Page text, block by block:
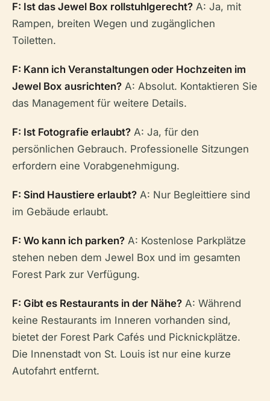
F: Ist das Jewel Box rollstuhlgerecht? A: Ja, mit
Rampen, breiten Wegen und zugänglichen
Toiletten.
F: Kann ich Veranstaltungen oder Hochzeiten im
Jewel Box ausrichten? A: Absolut. Kontaktieren Sie
das Management für weitere Details.
F: Ist Fotografie erlaubt? A: Ja, für den
persönlichen Gebrauch. Professionelle Sitzungen
erfordern eine Vorabgenehmigung.
F: Sind Haustiere erlaubt? A: Nur Begleittiere sind
im Gebäude erlaubt.
F: Wo kann ich parken? A: Kostenlose Parkplätze
stehen neben dem Jewel Box und im gesamten
Forest Park zur Verfügung.
F: Gibt es Restaurants in der Nähe? A: Während
keine Restaurants im Inneren vorhanden sind,
bietet der Forest Park Cafés und Picknickplätze.
Die Innenstadt von St. Louis ist nur eine kurze
Autofahrt entfernt.